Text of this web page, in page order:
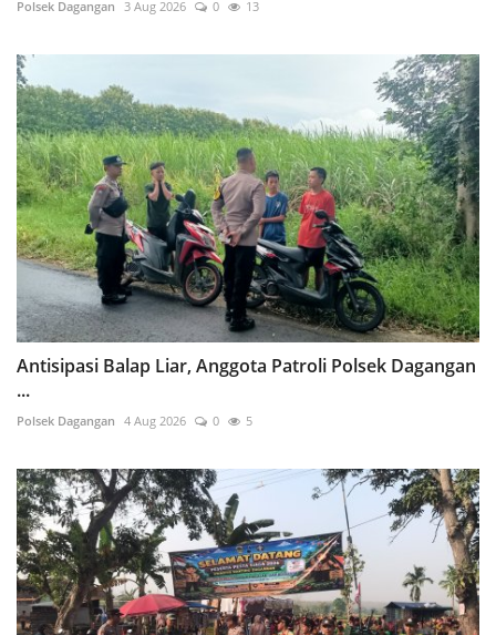
Polsek Dagangan 3 Aug 2026 0 13
Antisipasi Balap Liar, Anggota Patroli Polsek Dagangan
...
Polsek Dagangan 4 Aug 2026 0 5